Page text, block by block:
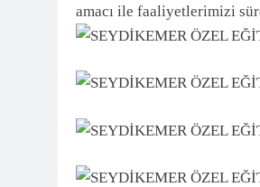
amacı ile faaliyetlerimizi